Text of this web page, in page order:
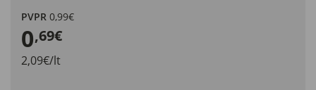
PVPR 0,99€
0,69€
2,09€/lt